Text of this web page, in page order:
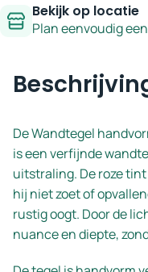
Bekijk op locatie
Plan eenvoudig
De Wandtegel
is een verfijnde
uitstraling. De roze
hij niet zoet of
rustig oogt. Door de
nuance en diepte,